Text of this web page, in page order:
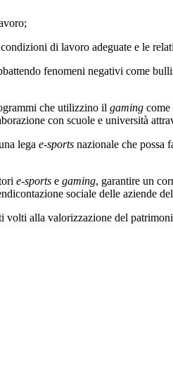
di lavoro adeguate e le
fenomeni negativi come
che utilizzino il gaming
con scuole e università
lega e-sports nazionale che possa
e-sports e gaming, garantire un
sociale delle aziende
volti alla valorizzazione del